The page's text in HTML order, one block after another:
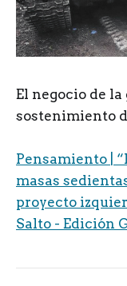
El negocio de la
sostenimiento
Pensamiento |
masas
proyecto
Salto - Edición